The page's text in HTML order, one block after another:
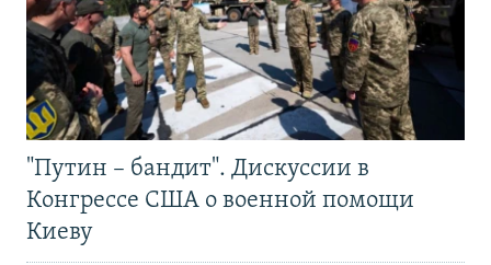
"Путин – бандит". Дискуссии в
Конгрессе США о военной помощи
Киеву